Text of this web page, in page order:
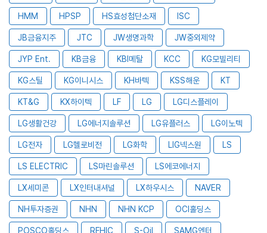
HMM HPSP HS효성첨단소재 ISC
JB금융지주 JTC JW생명과학 JW중외제약
JYP Ent. KB금융 KBI메탈 KCC KG모빌리티
KG스틸 KG이니시스 KH바텍 KSS해운 KT
KT&G KX하이텍 LF LG LG디스플레이
LG생활건강 LG에너지솔루션 LG유플러스 LG이노텍
LG전자 LG헬로비전 LG화학 LIG넥스원 LS
LS ELECTRIC LS마린솔루션 LS에코에너지
LX세미콘 LX인터내셔널 LX하우시스 NAVER
NH투자증권 NHN NHN KCP OCI홀딩스
POSCO홀딩스 RFHIC S-Oil SAMG엔터